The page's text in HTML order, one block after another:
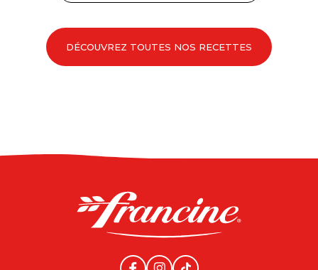
DÉCOUVREZ TOUTES NOS RECETTES